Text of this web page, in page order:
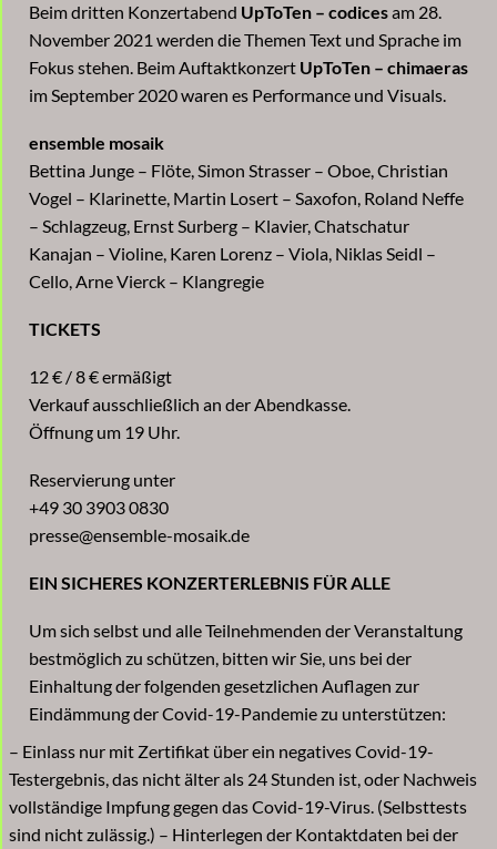
Beim dritten Konzertabend UpToTen – codicesam 28.
November 2021 werden die Themen Text und Sprache im
Fokus stehen. Beim Auftaktkonzert UpToTen – chimaeras
im September 2020 waren es Performance und Visuals.
ensemble mosaik
Bettina Junge – Flöte, Simon Strasser – Oboe, Christian
Vogel – Klarinette, Martin Losert – Saxofon, Roland Neffe
– Schlagzeug, Ernst Surberg – Klavier, Chatschatur
Kanajan – Violine, Karen Lorenz – Viola, Niklas Seidl –
Cello, Arne Vierck – Klangregie
TICKETS
12 € / 8 € ermäßigt
Verkauf ausschließlich an der Abendkasse.
Öffnung um 19 Uhr.
Reservierung unter
+49 30 3903 0830
presse@ensemble-mosaik.de
EIN SICHERES KONZERTERLEBNIS FÜR ALLE
Um sich selbst und alle Teilnehmenden der Veranstaltung
bestmöglich zu schützen, bitten wir Sie, uns bei der
Einhaltung der folgenden gesetzlichen Auflagen zur
Eindämmung der Covid-19-Pandemie zu unterstützen:
– Einlass nur mit Zertifikat über ein negatives Covid-19-
Testergebnis, das nicht älter als 24 Stunden ist, oder Nachweis
vollständige Impfung gegen das Covid-19-Virus. (Selbsttests
sind nicht zulässig.) – Hinterlegen der Kontaktdaten bei der